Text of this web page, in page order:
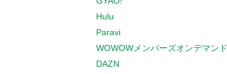
Hulu
Paravi
WOWOWメンバーズオンデマンド
DAZN